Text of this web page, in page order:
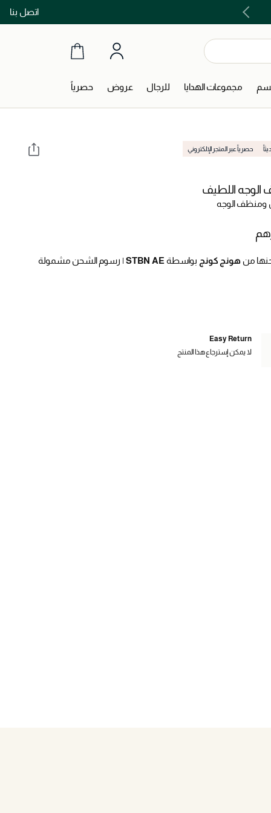
اتصل بنااشتري الآن و ادفع لاحقاً مع تابي و تمارا!
مجموعات الهدايا للرجال عروض حصرياً
حصرياً عبر المتجر الإلكتروني
اللطيف
الوجه
من هونج كونج بواسطةSTBN AE
| رسوم الشحن مشمولة
Easy Return
لا يمكن إسترجاع هذا المنتج